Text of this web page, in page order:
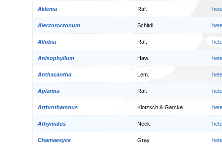
Aklema Raf.
Alectoroctonum Schltdl.
Allobia Raf.
Anisophyllum Haw.
Anthacantha Lem.
Aplarina Raf.
Arthrothamnus Klotzsch & Garcke
Athymalus Neck.
Chamaesyce Gray